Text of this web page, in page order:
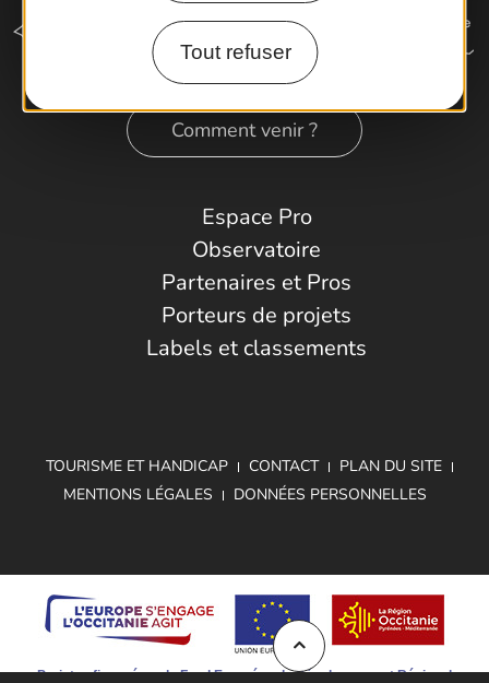
Tout refuser
Comment venir ?
Espace Pro
Observatoire
Partenaires et Pros
Porteurs de projets
Labels et classements
TOURISME ET HANDICAP CONTACT
PLAN DU SITE
MENTIONS LÉGALES
DONNÉES PERSONNELLES
Projet cofinancé par le Fond Européen de Développement Régional